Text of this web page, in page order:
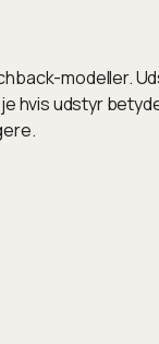
modeller.
hvis udstyr